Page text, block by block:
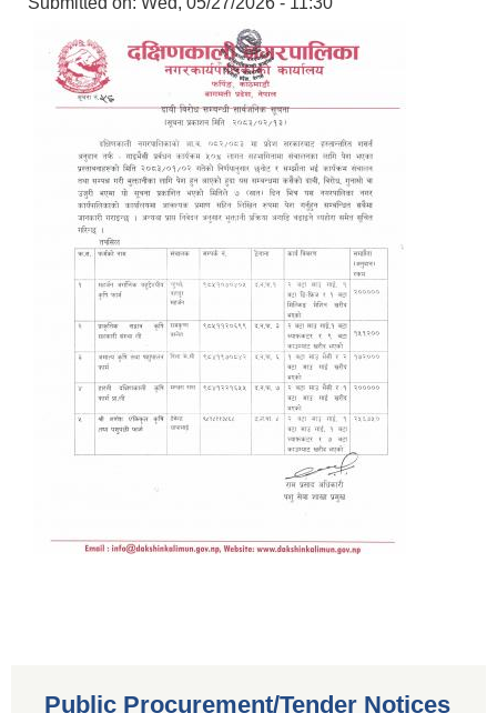
Public Procurement/Tender Notices